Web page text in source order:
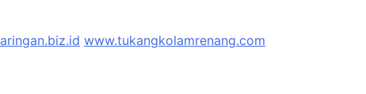
www.tukangkolamrenang.com